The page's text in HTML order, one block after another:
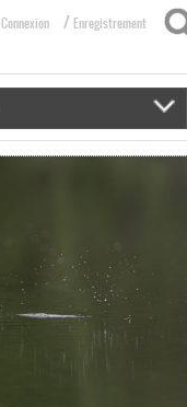
Connexion / Enregistrement